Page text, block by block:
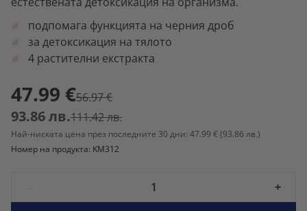
подпомага функцията на черния дроб
за детоксикация на тялото
4 растителни екстракта
47.99 €56.97 €
93.86 лв.111.42 лв.
Най-ниската цена през последните 30 дни: 47.99 €(93.86 лв.)
Номер на продукта: KM312
+